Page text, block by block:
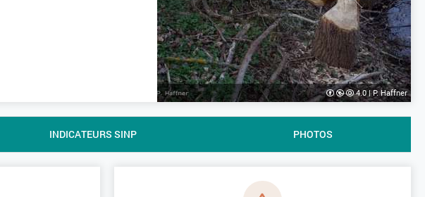
4.0|P. Haffner
INDICATEURS SINP PHOTOS